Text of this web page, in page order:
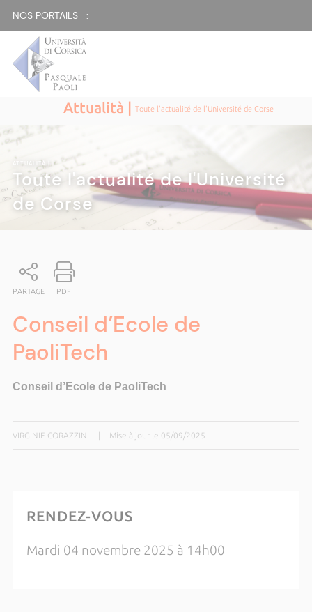
NOS PORTAILS :
Attualità |Toute l'actualité de l'Université de Corse
ATTUALITÀ|
Toute l'actualité de l'Université
de Corse
PARTAGE PDF
Conseil d’Ecole de
PaoliTech
Conseil d’Ecole de PaoliTech
VIRGINIE CORAZZINI Mise à jour le 05/09/2025
RENDEZ-VOUS
Mardi 04 novembre 2025 à 14h00